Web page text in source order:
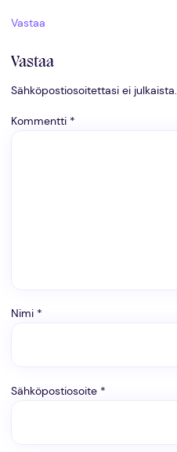
Vastaa
Vastaa
Sähköpostiosoitettasi ei julkaista.
Kommentti *
Nimi *
Sähköpostiosoite *